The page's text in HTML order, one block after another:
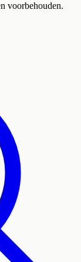
voorbehouden.